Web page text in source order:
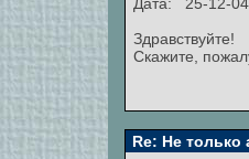
Здравствуйте!
Скажите,
Re: Не только